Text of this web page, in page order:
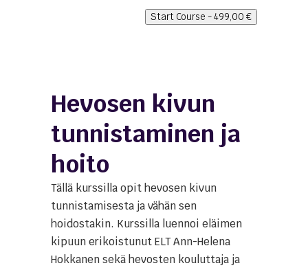
Start Course -499,00€
Hevosen kivun
tunnistaminen ja
hoito
Tällä kurssilla opit hevosen kivun
tunnistamisesta ja vähän sen
hoidostakin. Kurssilla luennoi eläimen
kipuun erikoistunut ELT Ann-Helena
Hokkanen sekä hevosten kouluttaja ja